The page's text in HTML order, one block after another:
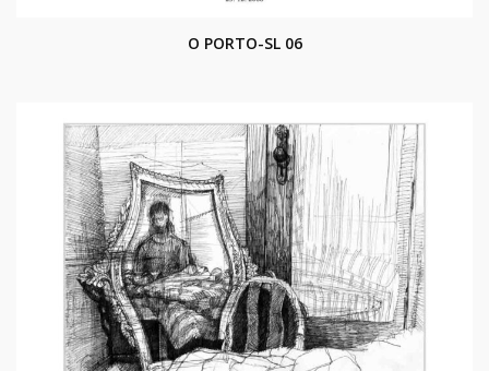
O PORTO-SL 06